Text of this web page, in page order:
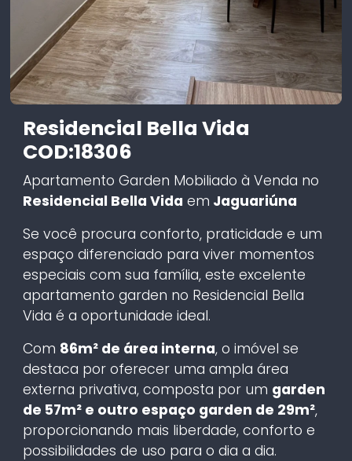
Residencial Bella Vida
COD:18306
Apartamento Garden Mobiliado à Venda no
Residencial Bella Vida em Jaguariúna
Se você procura conforto, praticidade e um
espaço diferenciado para viver momentos
especiais com sua família, este excelente
apartamento garden no Residencial Bella
Vida é a oportunidade ideal.
Com 86m² de área interna, o imóvel se
destaca por oferecer uma ampla área
externa privativa, composta por um garden
de 57m² e outro espaço garden de 29m²,
proporcionando mais liberdade, conforto e
possibilidades de uso para o dia a dia.